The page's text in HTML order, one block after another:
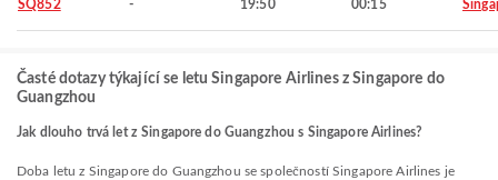
SQ852 - 19:50 00:15
Časté dotazy týkající se letu Singapore Airlines z Singapore do
Guangzhou
Jak dlouho trvá let z Singapore do Guangzhou s Singapore Airlines?
Doba letu z Singapore do Guangzhou se společností Singapore Airlines je